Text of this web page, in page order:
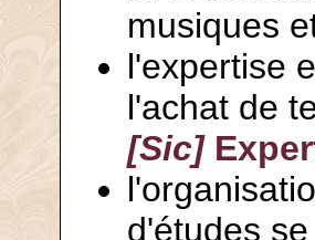
musiques
l'expertise
l'achat de
[Sic]
d'études